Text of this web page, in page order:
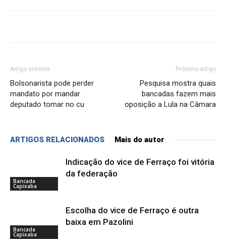
Artigo anterior
Bolsonarista pode perder
mandato por mandar
deputado tomar no cu
Próximo artigo
Pesquisa mostra quais
bancadas fazem mais
oposição a Lula na Câmara
ARTIGOS RELACIONADOS Mais do autor
Bancada
Capixaba
Indicação do vice de Ferraço foi vitória
da federação
Bancada
Capixaba
Escolha do vice de Ferraço é outra
baixa em Pazolini